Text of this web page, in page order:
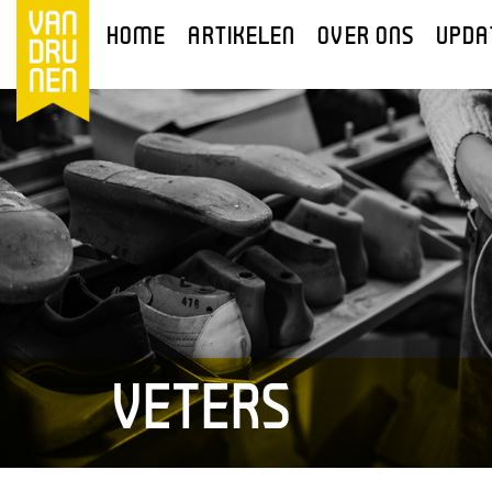
HOME ARTIKELEN OVER ONS
VETERS